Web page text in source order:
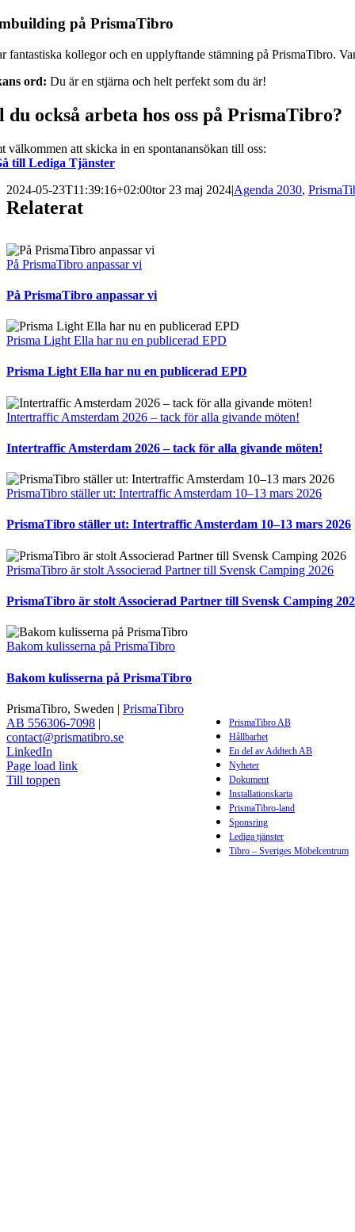
på PrismaTibro
fantastiska kollegor och en upplyftande stämning på PrismaTibro.
ord: Du är en stjärna och helt perfekt som du är!
du också arbeta hos oss på PrismaTibro?
välkommen att skicka in en spontanansökan till oss:
till Lediga Tjänster
2024-05-23T11:39:16+02:00tor 23 maj 2024|Agenda 2030,
Relaterat
På PrismaTibro anpassar vi
På PrismaTibro anpassar vi
Prisma Light Ella har nu en publicerad EPD
Prisma Light Ella har nu en publicerad EPD
Intertraffic Amsterdam 2026 – tack för alla givande möten!
Intertraffic Amsterdam 2026 – tack för alla givande möten!
PrismaTibro ställer ut: Intertraffic Amsterdam 10–13 mars 2026
PrismaTibro ställer ut: Intertraffic Amsterdam 10–13 mars 2026
PrismaTibro är stolt Associerad Partner till Svensk Camping 2026
PrismaTibro är stolt Associerad Partner till Svensk Camping
Bakom kulisserna på PrismaTibro
Bakom kulisserna på PrismaTibro
PrismaTibro AB
Hållbarhet
En del av Addtech AB
Nyheter
Dokument
Installationskarta
PrismaTibro-land
Sponsring
Lediga tjänster
Tibro – Sveriges Möbelcentrum
PrismaTibro, Sweden | PrismaTibro
AB 556306-7098 |
contact@prismatibro.se
LinkedIn
Page load link
Till toppen